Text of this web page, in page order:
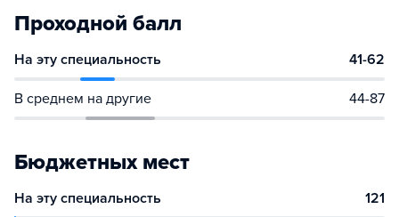
Проходной балл
На эту специальность 41-62
В среднем на другие 44-87
Бюджетных мест
На эту специальность 121